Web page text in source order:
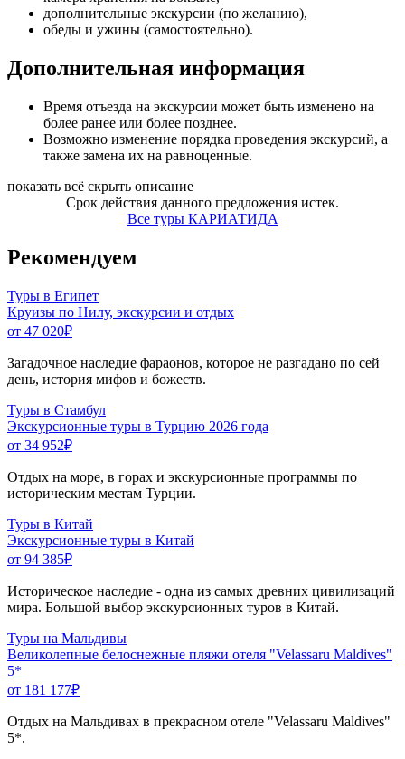
дополнительные экскурсии (по желанию),
обеды и ужины (самостоятельно).
Дополнительная информация
Время отъезда на экскурсии может быть изменено на
более ранее или более позднее.
Возможно изменение порядка проведения экскурсий, а
также замена их на равноценные.
показать всё скрыть описание
Срок действия данного предложения истек.
Все туры КАРИАТИДА
Рекомендуем
Туры в Египет
Круизы по Нилу, экскурсии и отдых
от 47 020₽
Загадочное наследие фараонов, которое не разгадано по сей
день, история мифов и божеств.
Туры в Стамбул
Экскурсионные туры в Турцию 2026 года
от 34 952₽
Отдых на море, в горах и экскурсионные программы по
историческим местам Турции.
Туры в Китай
Экскурсионные туры в Китай
от 94 385₽
Историческое наследие - одна из самых древних цивилизаций
мира. Большой выбор экскурсионных туров в Китай.
Туры на Мальдивы
Великолепные белоснежные пляжи отеля "Velassaru Maldives"
5*
от 181 177₽
Отдых на Мальдивах в прекрасном отеле "Velassaru Maldives"
5*.